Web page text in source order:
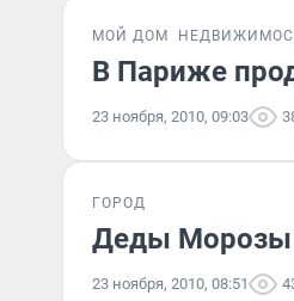
МОЙ ДОМ
В Париже
23 ноября, 2010, 09:03
ГОРОД
Деды Морозы
23 ноября, 2010, 08:51